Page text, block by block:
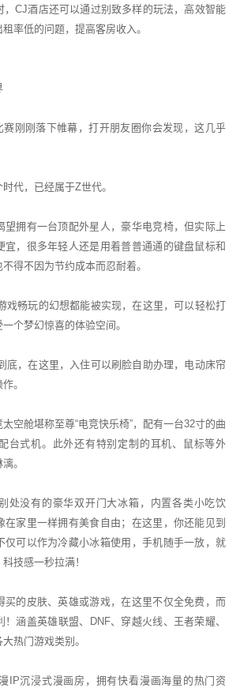
，CJ酒店还可以通过别致多样的玩法，高效智能
率低的问题，提高客房收入。
赛刚刚落下帷幕，打开朋友圈你会发现，这几乎
代，已经属于Z世代。
望拥有一台顶配外星人，豪华电竞椅，但实际上
宜，很多年轻人还是用着普普通通的键盘鼠标和
得不因为节约成本而忍耐着。
戏畅玩的幻想都能被实现，在这里，可以轻松打
个梦幻惊喜的体验空间。
底，在这里，入住可以刷脸自助办理，电动床帘
。
空舱堪称至尊“电竞快乐椅”，配有一台32寸的曲
台式机。此外还有特别定制的耳机、鼠标等外
。
处没有的豪华双开门大冰箱，内置各类小吃饮
在家里一样拥有美食自由；在这里，你还能见到
仅可以作为冷藏小冰箱使用，手机随手一放，就
技感一秒拉满！
买的皮肤、英雄或游戏，在这里不仅全免费，而
！涵盖英雄联盟、DNF、穿越火线、王者荣耀、
热门游戏类别。
IP沉浸式漫画房，拥有快看漫画海量的热门资